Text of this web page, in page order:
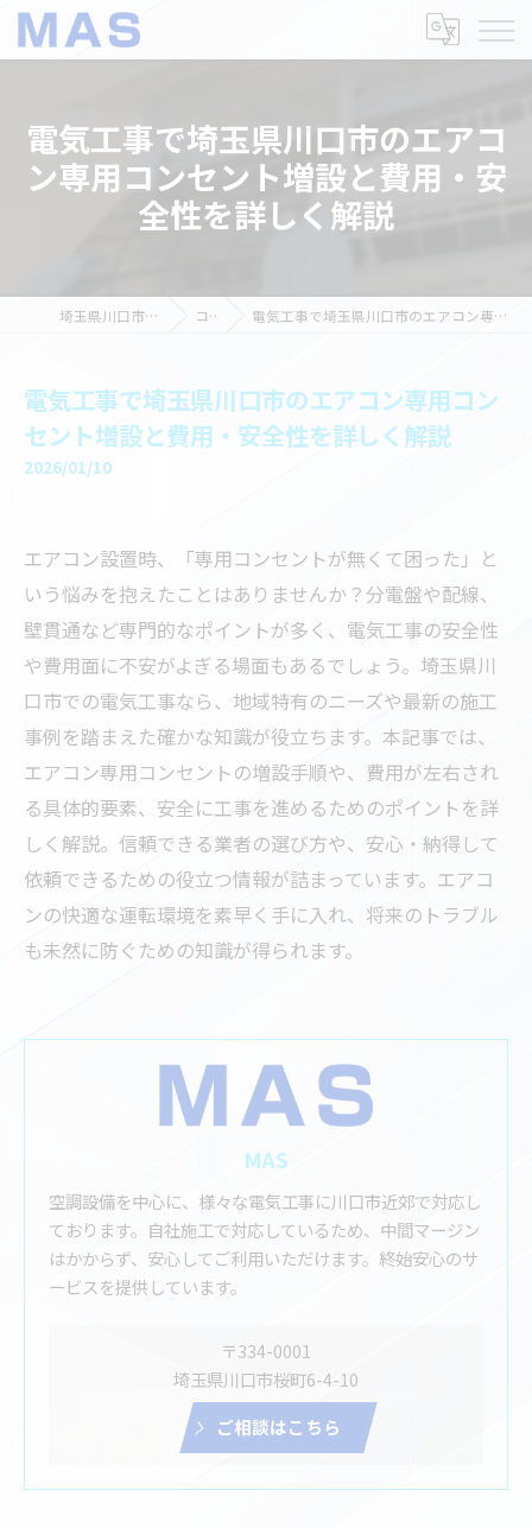
電気工事で埼玉県川口市のエアコ
ン専用コンセント増設と費用・安
全性を詳しく解説
埼玉県川口市の電気工事ならMAS コラム 電気工事で埼玉県川口市のエアコン専用コンセント増設と費用・安全性を詳しく解説
電気工事で埼玉県川口市のエアコン専用コン
セント増設と費用・安全性を詳しく解説
2026/01/10
エアコン設置時、「専用コンセントが無くて困った」と
いう悩みを抱えたことはありませんか？分電盤や配線、
壁貫通など専門的なポイントが多く、電気工事の安全性
や費用面に不安がよぎる場面もあるでしょう。埼玉県川
口市での電気工事なら、地域特有のニーズや最新の施工
事例を踏まえた確かな知識が役立ちます。本記事では、
エアコン専用コンセントの増設手順や、費用が左右され
る具体的要素、安全に工事を進めるためのポイントを詳
しく解説。信頼できる業者の選び方や、安心・納得して
依頼できるための役立つ情報が詰まっています。エアコ
ンの快適な運転環境を素早く手に入れ、将来のトラブル
も未然に防ぐための知識が得られます。
MAS
空調設備を中心に、様々な電気工事に川口市近郊で対応し
ております。自社施工で対応しているため、中間マージン
はかからず、安心してご利用いただけます。終始安心のサ
ービスを提供しています。
〒334-0001
埼玉県川口市桜町6-4-10
ご相談はこちら